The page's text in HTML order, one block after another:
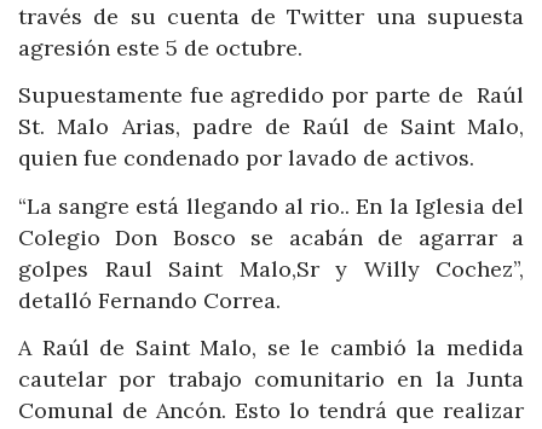
través de su cuenta de Twitter una supuesta
agresión este 5 de octubre.
Supuestamente fue agredido por parte de Raúl
St. Malo Arias, padre de Raúl de Saint Malo,
quien fue condenado por lavado de activos.
“La sangre está llegando al rio.. En la Iglesia del
Colegio Don Bosco se acabán de agarrar a
golpes Raul Saint Malo,Sr y Willy Cochez”,
detalló Fernando Correa.
A Raúl de Saint Malo, se le cambió la medida
cautelar por trabajo comunitario en la Junta
Comunal de Ancón. Esto lo tendrá que realizar